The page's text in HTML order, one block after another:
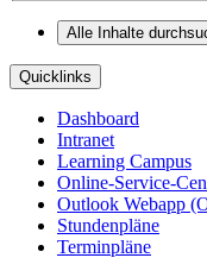
Alle Inhalte
Quicklinks
Dashboard
Intranet
Learning Campus
Online-Service-
Outlook Webapp
Stundenpläne
Terminpläne